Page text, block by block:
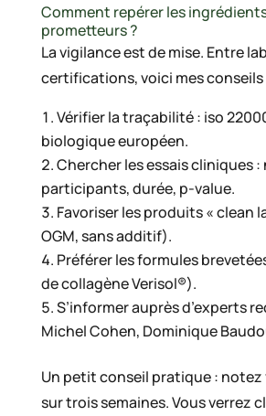
Comment repérer les
prometteurs ?
La vigilance est de mise. Entre
certifications, voici mes conseils
Vérifier la traçabilité : iso
biologique européen.
Chercher les essais cliniques :
participants, durée, p-value.
Favoriser les produits « clean
OGM, sans additif).
Préférer les formules
de collagène Verisol®).
S’informer auprès d’experts
Michel Cohen, Dominique
Un petit conseil pratique : notez
sur trois semaines. Vous verrez